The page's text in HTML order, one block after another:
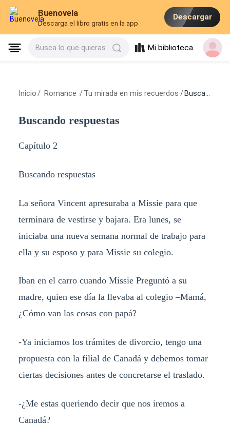
Buenovela
Descarga el libro gratis en la app
Descargar
Busca lo que quieras Mi biblioteca
Inicio / Romance /Tu mirada en mis recuerdos / Buscando respuestas
Buscando respuestas
Capítulo 2
Buscando respuestas
La señora Vincent apresuraba a Missie para que
terminara de vestirse y bajara. Era lunes, se
iniciaba una nueva semana normal de trabajo para
ella y su esposo y para Missie su colegio.
Iban en el carro cuando Missie Preguntó a su
madre, quien ese día la llevaba al colegio –Mamá,
¿Cómo van las cosas con papá?
-Ya iniciamos los trámites de divorcio, tengo una
propuesta con la filial de Canadá y debemos tomar
ciertas decisiones antes de concretarse el traslado.
-¿Me estas queriendo decir que nos iremos a
Canadá?